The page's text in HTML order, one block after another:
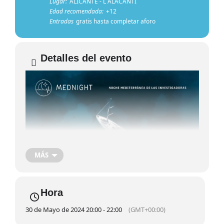
Edad recomendada: +12
Entradas gratis hasta completar aforo
Detalles del evento
MÁS
Hora
30 de Mayo de 2024 20:00 - 22:00 (GMT+00:00)